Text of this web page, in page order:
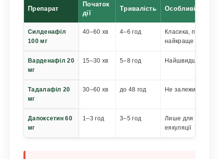
Препарат
Початок
дії
Тривалість Особливість
Силденафіл
100 мг
40–60 хв 4–6 год
Класика,
найкраще
Варденафіл 20
мг
15–30 хв 5–8 год Найшвидший
Тадалафіл 20
мг
30–60 хв до 48 год Не залежить від
Дапоксетин 60
мг
1–3 год 3–5 год
Лише для
еякуляції